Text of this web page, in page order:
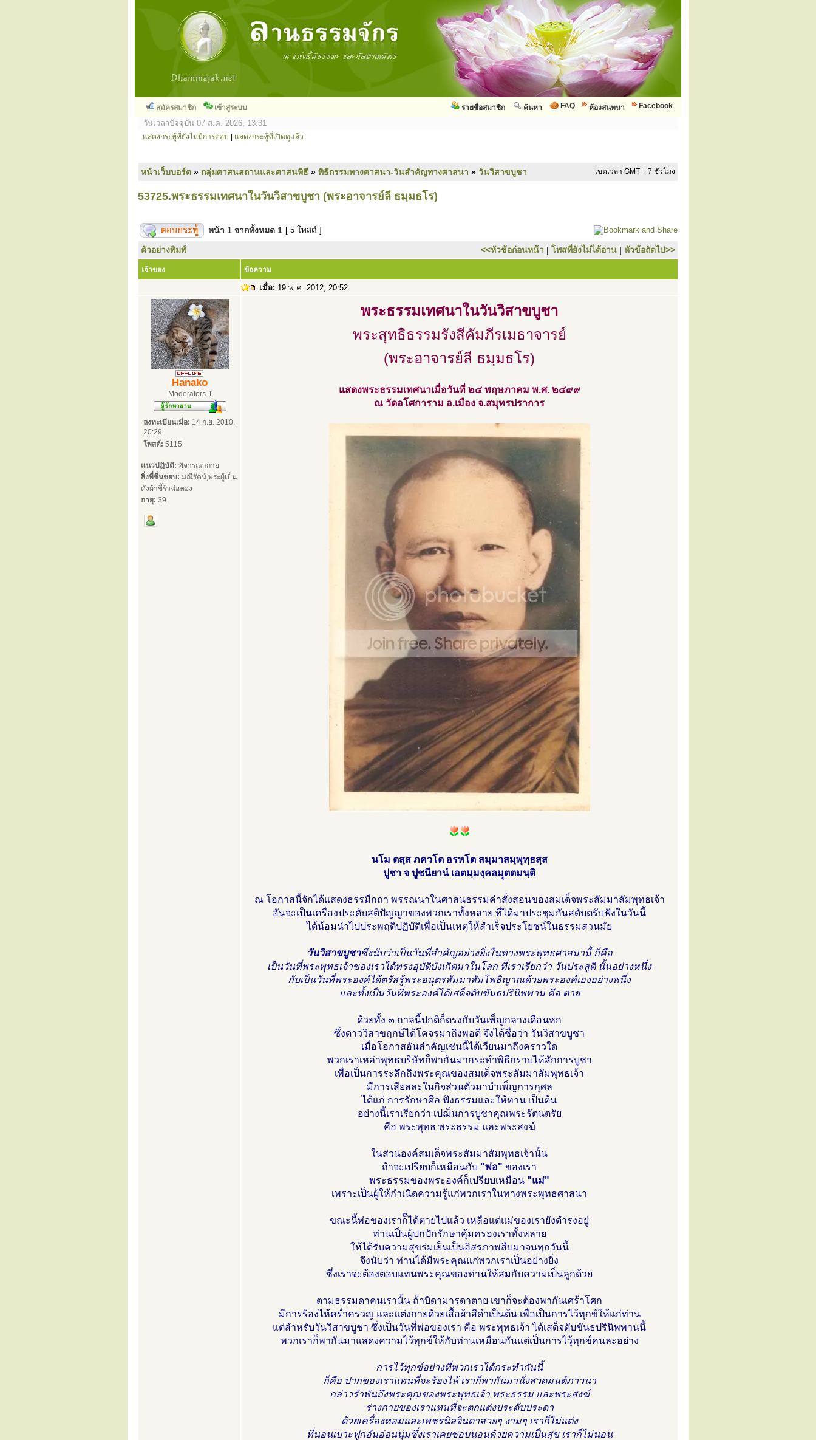
สมัครสมาชิก เข้าสู่ระบบ Facebook
ห้องสนทนา
FAQ
ค้นหา
รายชื่อสมาชิก
วันเวลาปัจจุบัน 07 ส.ค. 2026, 13:31
แสดงกระทู้ที่ยังไม่มีการตอบ แสดงกระทู้ที่เปิดดูแล้ว
หน้าเว็บบอร์ด » กลุ่มศาสนสถานและศาสนพิธี » พิธีกรรมทางศาสนา-วันสำคัญทางศาสนา » วันวิสาขบูชา เขตเวลา GMT + 7 ชั่วโมง
53725.พระธรรมเทศนาในวันวิสาขบูชา (พระอาจารย์ลี ธมฺมธโร)
หน้า 1 จากทั้งหมด 1 [ 5 โพสต์ ]
ตัวอย่างพิมพ์ <<หัวข้อก่อนหน้า | โพสที่ยังไม่ได้อ่าน | หัวข้อถัดไป>>
เจ้าของ ข้อความ
เมื่อ: 19 พ.ค. 2012, 20:52
Hanako
Moderators-1
ลงทะเบียนเมื่อ: 14 ก.ย. 2010,
20:29
โพสต์: 5115
แนวปฏิบัติ: พิจารณากาย
สิ่งที่ชื่นชอบ: มณีรัตน์,พระผู้เป็น
ดั่งผ้าขี้ร้วห่อทอง
อายุ: 39
พระธรรมเทศนาในวันวิสาขบูชา
พระสุทธิธรรมรังสีคัมภีรเมธาจารย์
(พระอาจารย์ลี ธมฺมธโร)
แสดงพระธรรมเทศนาเมื่อวันที่ ๒๔ พฤษภาคม พ.ศ. ๒๔๙๙
ณ วัดอโศการาม อ.เมือง จ.สมุทรปราการ
นโม ตสฺส ภควโต อรหโต สมฺมาสมฺพุทฺธสฺส
ปูชา จ ปูชนียานํ เอตมฺมงฺคลมฺุตตมนฺติ
ณ โอกาสนี้จักได้แสดงธรรมีกถา พรรณนาในศาสนธรรมคำสั่งสอนของสมเด็จพระสัมมาสัมพุทธเจ้า
อันจะเป็นเครื่องประดับสติปัญญาของพวกเราทั้งหลาย ที่ได้มาประชุมกันสดับตรับฟังในวันนี้
ได้น้อมนำไปประพฤติปฏิบัติเพื่อเป็นเหตุให้สำเร็จประโยชน์ในธรรมสวนมัย
วันวิสาขบูชาซึ่งนับว่าเป็นวันที่สำคัญอย่างยิ่งในทางพระพุทธศาสนานี้ ก็คือ
เป็นวันที่พระพุทธเจ้าของเราได้ทรงอุบัติบังเกิดมาในโลก ที่เราเรียกว่า วันประสูติ นั้นอย่างหนึ่ง
กับเป็นวันที่พระองค์ได้ตรัสรู้พระอนุตรสัมมาสัมโพธิญาณด้วยพระองค์เองอย่างหนึ่ง
และทั้งเป็นวันที่พระองค์ได้เสด็จดับขันธปรินิพพาน คือ ตาย
ด้วยทั้ง ๓ กาลนี้ปกติก็ตรงกับวันเพ็ญกลางเดือนหก
ซึ่งดาววิสาขฤกษ์ได้โคจรมาถึงพอดี จึงได้ชื่อว่า วันวิสาขบูชา
เมื่อโอกาสอันสำคัญเช่นนี้ได้เวียนมาถึงคราวใด
พวกเราเหล่าพุทธบริษัทก็พากันมากระทำพิธีกราบไห้สักการบูชา
เพื่อเป็นการระลึกถึงพระคุณของสมเด็จพระสัมมาสัมพุทธเจ้า
มีการเสียสละในกิจส่วนตัวมาบำเพ็ญการกุศล
ได้แก่ การรักษาศีล ฟังธรรมและให้ทาน เป็นต้น
อย่างนี้เราเรียกว่า เปฌ็นการบูชาคุณพระรัตนตรัย
คือ พระพุทธ พระธรรม และพระสงฆ์
ในส่วนองค์สมเด็จพระสัมมาสัมพุทธเจ้านั้น
ถ้าจะเปรียบก็เหมือนกับ "พ่อ" ของเรา
พระธรรมของพระองค์ก็เปรียบเหมือน "แม่"
เพราะเป็นผู้ให้กำเนิดความรู้แก่พวกเราในทางพระพุทธศาสนา
ขณะนี้พ่อของเราก็๊ได้ตายไปแล้ว เหลือแต่แม่ของเรายังดำรงอยู่
ท่านเป็นผู้ปกปักรักษาคุ้มครองเราทั้งหลาย
ให้ได้รับความสุขร่มเย็นเป็นอิสรภาพสืบมาจนทุกวันนี้
จึงนับว่า ท่านได้มีพระคุณแก่พวกเราเป็นอย่างยิ่ง
ซึ่งเราจะต้องตอบแทนพระคุณของท่านให้สมกับความเป็นลูกด้วย
ตามธรรมดาคนเรานั้น ถ้าบิดามารดาตาย เขาก็จะต้องพากันเศร้าโศก
มีการร้องไห้คร่ำครวญ และแต่งกายด้วยเสื้อผ้าสีดำเป็นต้น เพื่อเป็นการไว้ทุกข์ให้แก่ท่าน
แต่สำหรับวันวิสาขบูชา ซึ่งเป็นวันที่พ่อของเรา คือ พระพุทธเจ้า ได้เสด็จดับขันธปรินิพพานนี้
พวกเราก็พากันมาแสดงความไว้ทุกข์ให้กับท่านเหมือนกันแต่เป็นการไวุ้ทุกข์คนละอย่าง
การไว้ทุกข์อย่างที่พวกเราได้กระทำกันนี้
ก็คือ ปากของเราแทนที่จะร้องไห้ เราก็พากันมานั่งสวดมนต์ภาวนา
กล่าวรำพันถึงพระคุณของพระพุทธเจ้า พระธรรม และพระสงฆ์
ร่างกายของเราแทนที่จะตกแต่งประดับประดา
ด้วยเครื่องหอมและเพชรนิลจินดาสวยๆ งามๆ เราก็ไม่แต่ง
ที่นอนเบาะฟูกอันอ่อนนุ่มซึ่งเราเคยชอบนอนด้วยความเป็นสุข เราก็ไม่นอน